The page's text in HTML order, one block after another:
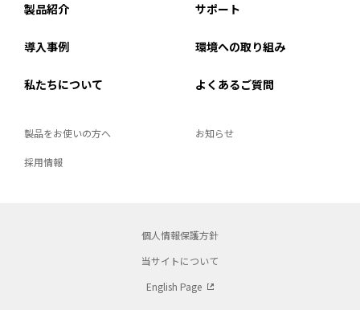
製品紹介 サポート
導入事例 環境への取り組み
私たちについて よくあるご質問
製品をお使いの方へ お知らせ
採用情報
個人情報保護方針
当サイトについて
English Page